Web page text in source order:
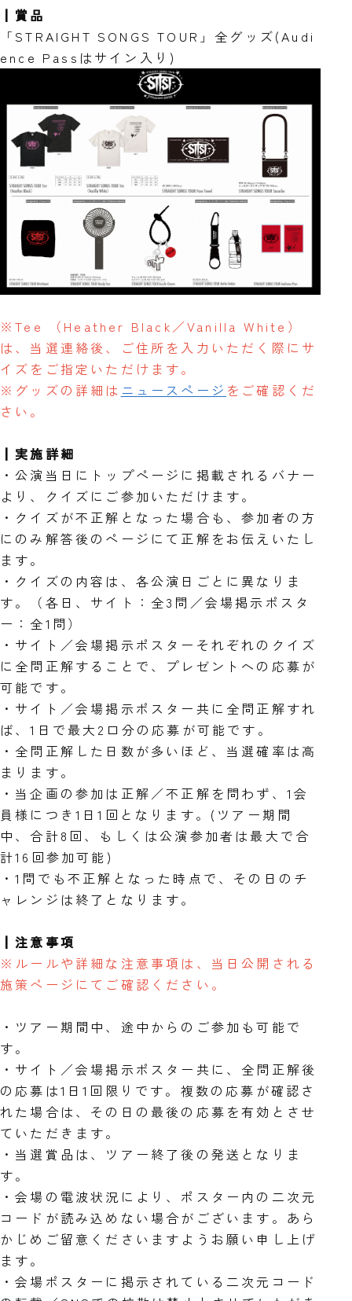
┃賞品
「STRAIGHT SONGS TOUR」全グッズ(Audi
ence Passはサイン入り)
※Tee （Heather Black／Vanilla White）
は、当選連絡後、ご住所を入力いただく際にサ
イズをご指定いただけます。
※グッズの詳細は ニュースページ をご確認くだ
さい。
┃実施詳細
・公演当日にトップページに掲載されるバナー
より、クイズにご参加いただけます。
・クイズが不正解となった場合も、参加者の方
にのみ解答後のページにて正解をお伝えいたし
ます。
・クイズの内容は、各公演日ごとに異なりま
す。（各日、サイト：全3問／会場掲示ポスタ
ー：全1問）
・サイト／会場掲示ポスターそれぞれのクイズ
に全問正解することで、プレゼントへの応募が
可能です。
・サイト／会場掲示ポスター共に全問正解すれ
ば、1日で最大2口分の応募が可能です。
・全問正解した日数が多いほど、当選確率は高
まります。
・当企画の参加は正解／不正解を問わず、1会
員様につき1日1回となります。(ツアー期間
中、合計8回、もしくは公演参加者は最大で合
計16回参加可能)
・1問でも不正解となった時点で、その日のチ
ャレンジは終了となります。
┃注意事項
※ルールや詳細な注意事項は、当日公開される
施策ページにてご確認ください。
・ツアー期間中、途中からのご参加も可能で
す。
・サイト／会場掲示ポスター共に、全問正解後
の応募は1日1回限りです。複数の応募が確認さ
れた場合は、その日の最後の応募を有効とさせ
ていただきます。
・当選賞品は、ツアー終了後の発送となりま
す。
・会場の電波状況により、ポスター内の二次元
コードが読み込めない場合がございます。あら
かじめご留意くださいますようお願い申し上げ
ます。
・会場ポスターに掲示されている二次元コード